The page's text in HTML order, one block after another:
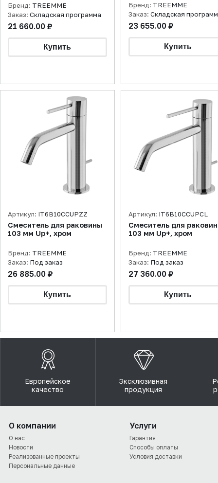
Бренд: TREEMME
Заказ: Складская программа
21 660.00 ₽
Бренд: TREEMME
Заказ: Складская
23 655.00 ₽
Артикул: IT6B10CCUPZZ
Смеситель для раковины
103 мм Up+, хром
Бренд: TREEMME
Заказ: Под заказ
26 885.00 ₽
Артикул: IT6B10CCUPCL
Смеситель для
103 мм Up+, хром
Бренд: TREEMME
Заказ: Под заказ
27 360.00 ₽
Европейское
качество
Эксклюзивная
продукция
О компании
О нас
Новости
Реализованные проекты
Персональные данные
Услуги
Гарантия
Способы оплаты
Условия доставки